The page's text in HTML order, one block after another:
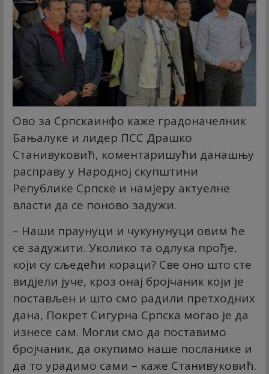
Ово за Српскаинфо каже градоначелник
Бањалуке и лидер ПСС Драшко
Станивуковић, коментаришући данашњу
расправу у Народној скупштини
Републике Српске и намјеру актуелне
власти да се поново задужи.
– Наши праунуци и чукунунуци овим ће
се задужити. Уколико та одлука прође,
који су сљедећи кораци? Све оно што сте
видјели јуче, кроз онај бројчаник који је
постављен и што смо радили претходних
дана, Покрет Сигурна Српска могао је да
изнесе сам. Могли смо да поставимо
бројчаник, да окупимо наше посланике и
да то урадимо сами – каже Станивуковић.